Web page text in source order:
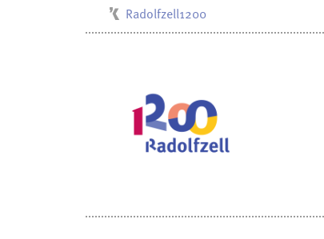
Musikschule
Stadtarchiv
Stadtmuseum
Radolfzell1200